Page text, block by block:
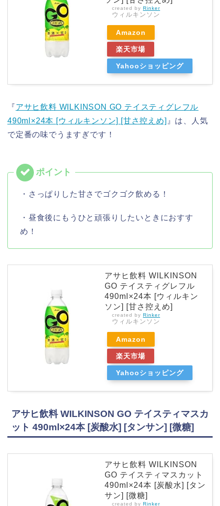
created by Rinker
ウィルキンソン
Amazon
楽天市場
Yahooショッピング
『アサヒ飲料 WILKINSON GO テイスティグレフル
490ml×24本 [ウィルキンソン] [甘さ控えめ] 』は、人気
で定番の味でうますぎです！
・さっぱりした甘さでゴクゴク飲める！
・昼食後にもうひと頑張りしたいときにおすす
め！
アサヒ飲料 WILKINSON
GO テイスティグレフル
490ml×24本 [ウィルキン
ソン] [甘さ控えめ]
created by Rinker
ウィルキンソン
Amazon
楽天市場
Yahooショッピング
アサヒ飲料 WILKINSON GO テイスティマスカ
ット 490ml×24本 [炭酸水] [タンサン] [微糖]
アサヒ飲料 WILKINSON
GO テイスティマスカット
490ml×24本 [炭酸水] [タン
サン] [微糖]
created by Rinker